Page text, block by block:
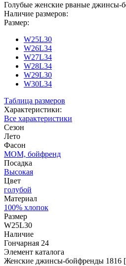
Голубые женские рваные джинсы-
Наличие размеров:
Размер:
W25L30
W26L34
W27L34
W28L34
W29L30
W30L34
Таблица размеров
Характеристики:
Все характеристики
Сезон
Лето
Фасон
МОМ, бойфренд
Посадка
Высокая
Цвет
голубой
Материал
100% хлопок
Размер
W25L30
Наличие
Гончарная 24
Элемент каталога
Женские джинсы-бойфренды 1816